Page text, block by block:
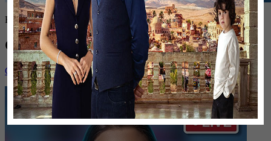
Вечерняя программа
Студия 7
Смотреть